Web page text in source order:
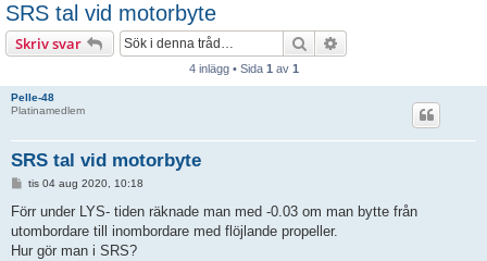
SRS tal vid motorbyte
Skriv svar Sök
4 inlägg • Sida 1 av 1
Pelle-48
Platinamedlem
SRS tal vid motorbyte
l
g
g
tis 04 aug 2020, 10:18
Förr under LYS- tiden räknade man med -0.03 om man bytte från
utombordare till inombordare med flöjlande propeller.
Hur gör man i SRS?